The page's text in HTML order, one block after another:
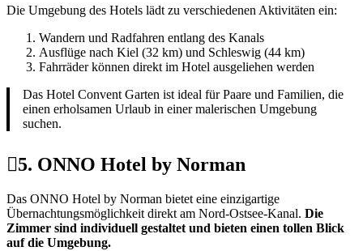
Die Umgebung des Hotels lädt zu verschiedenen Aktivitäten ein:
Wandern und Radfahren entlang des Kanals
Ausflüge nach Kiel (32 km) und Schleswig (44 km)
Fahrräder können direkt im Hotel ausgeliehen werden
Das Hotel Convent Garten ist ideal für Paare und Familien, die
einen erholsamen Urlaub in einer malerischen Umgebung
suchen.
5. ONNO Hotel by Norman
Das ONNO Hotel by Norman bietet eine einzigartige
Übernachtungsmöglichkeit direkt am Nord-Ostsee-Kanal. Die
Zimmer sind individuell gestaltet und bieten einen tollen Blick
auf die Umgebung.